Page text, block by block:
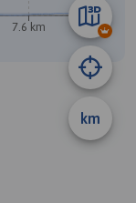
km
7.6 km 10 km